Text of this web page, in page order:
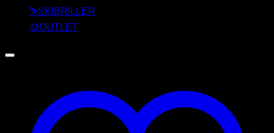
⛷️SKIBRILLER
🪙OUTLET